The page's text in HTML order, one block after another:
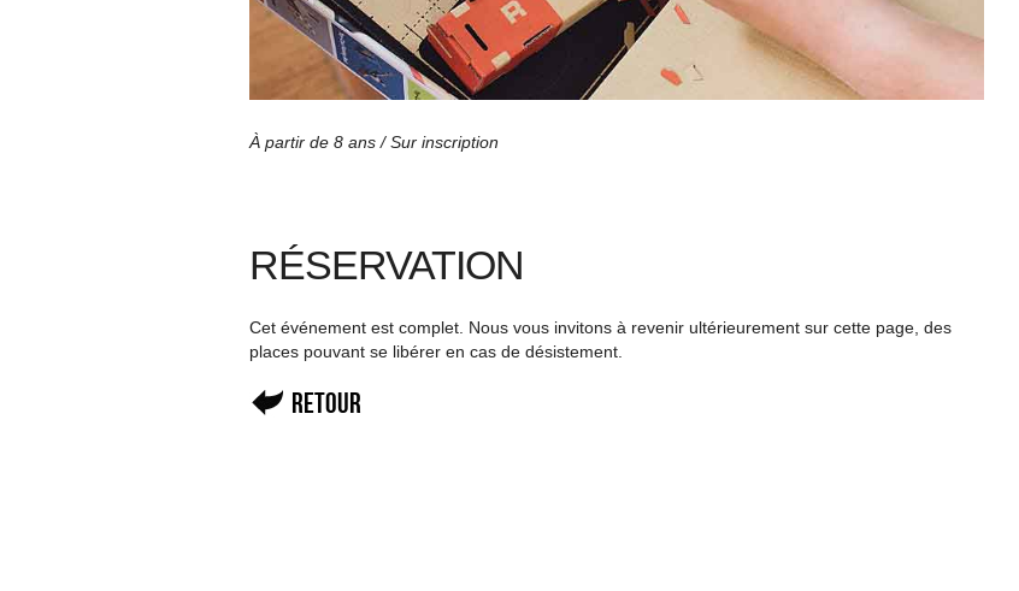
À partir de 8 ans / Sur inscription
RÉSERVATION
Cet événement est complet. Nous vous invitons à revenir ultérieurement sur cette page, des
places pouvant se libérer en cas de désistement.
Retour